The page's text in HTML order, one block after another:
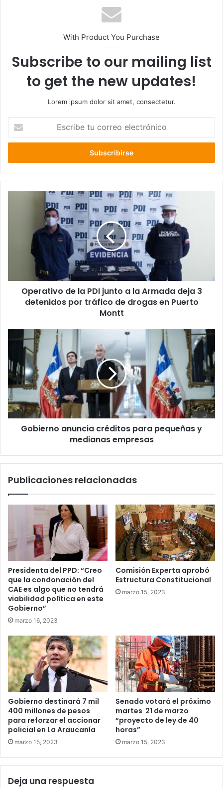
With Product You Purchase
Subscribe to our mailing list
to get the new updates!
Lorem ipsum dolor sit amet, consectetur.
correo
deja
detenidos
drogas
Puerto
Montt
Operativo de la PDI junto a la Armada deja 3
detenidos por tráfico de drogas en Puerto
Montt
anuncia
créditos
para
pequeñas
y
medianas
empresas
Gobierno anuncia créditos para pequeñas y
medianas empresas
Publicaciones relacionadas
Presidenta del PPD: “Creo
que la condonación del
CAE es algo que no tendrá
viabilidad política en este
Gobierno”
marzo 16, 2023
Comisión Experta aprobó
Estructura Constitucional
marzo 15, 2023
Gobierno destinará 7 mil
400 millones de pesos
para reforzar el accionar
policial en La Araucanía
marzo 15, 2023
Senado votará el próximo
martes 21 de marzo
“proyecto de ley de 40
horas”
marzo 15, 2023
Deja una respuesta